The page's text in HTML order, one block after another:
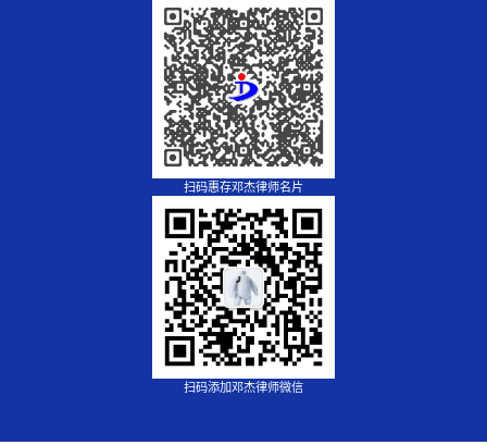
扫码惠存邓杰律师名片
扫码添加邓杰律师微信